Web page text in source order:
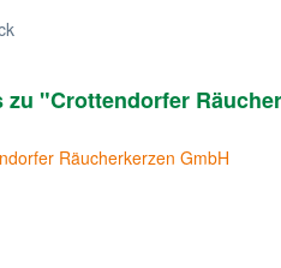
"Crottendorfer
Räucherkerzen GmbH